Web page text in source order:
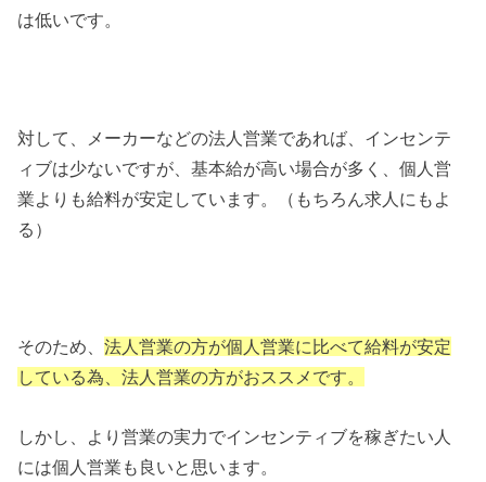
は低いです。
対して、メーカーなどの法人営業であれば、インセンテ
ィブは少ないですが、基本給が高い場合が多く、個人営
業よりも給料が安定しています。（もちろん求人にもよ
る）
そのため、法人営業の方が個人営業に比べて給料が安定
している為、法人営業の方がおススメです。
しかし、より営業の実力でインセンティブを稼ぎたい人
には個人営業も良いと思います。